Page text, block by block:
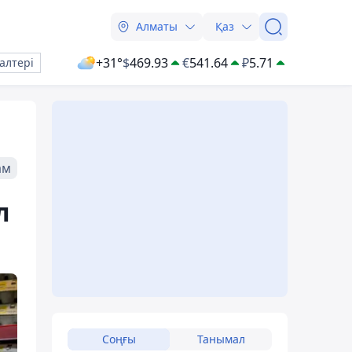
Алматы Қаз
+31°$469.93 €541.64 ₽5.71
Соңғы Танымал